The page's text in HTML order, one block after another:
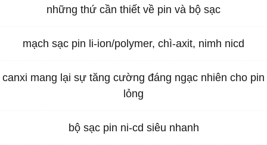
những thứ cần thiết về pin và bộ sạc
mạch sạc pin li-ion/polymer, chì-axit, nimh nicd
canxi mang lại sự tăng cường đáng ngạc nhiên cho pin
lỏng
bộ sạc pin ni-cd siêu nhanh